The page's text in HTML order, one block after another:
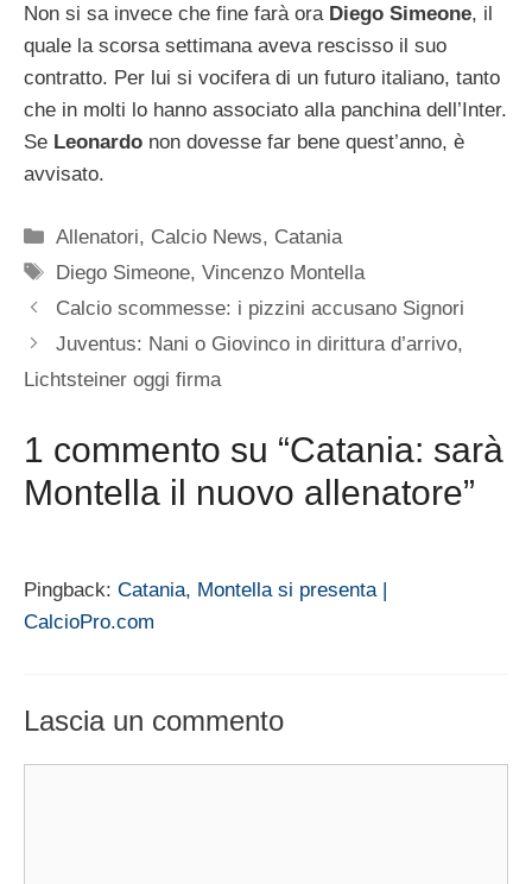
Non si sa invece che fine farà ora Diego Simeone, il
quale la scorsa settimana aveva rescisso il suo
contratto. Per lui si vocifera di un futuro italiano, tanto
che in molti lo hanno associato alla panchina dell’Inter.
Se Leonardo non dovesse far bene quest’anno, è
avvisato.
Categorie
Allenatori, Calcio News, Catania
Tag
Diego Simeone,Vincenzo Montella
Calcio scommesse: i pizzini accusano Signori
Juventus: Nani o Giovinco in dirittura d’arrivo,
Lichtsteiner oggi firma
1 commento su “Catania: sarà
Montella il nuovo allenatore”
Pingback: Catania, Montella si presenta |
CalcioPro.com
Lascia un commento